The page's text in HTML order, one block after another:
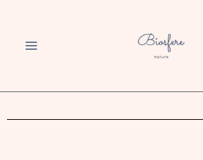
contenuto
MENU
disattiva